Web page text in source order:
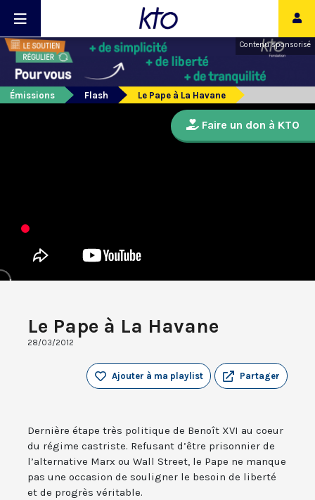
Contenu sponsorisé
Émissions Flash Le Pape à La Havane
Le Pape à La Havane
28/03/2012
Partager
Ajouter à ma playlist
Dernière étape très politique de Benoît XVI au coeur
du régime castriste. Refusant d’être prisonnier de
l’alternative Marx ou Wall Street, le Pape ne manque
pas une occasion de souligner le besoin de liberté
et de progrès véritable.
Faire un don à KTO